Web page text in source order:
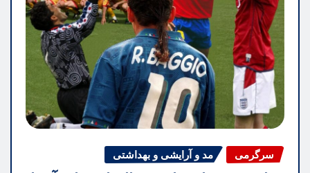
سرگرمی مد و آرایشی و بهداشتی